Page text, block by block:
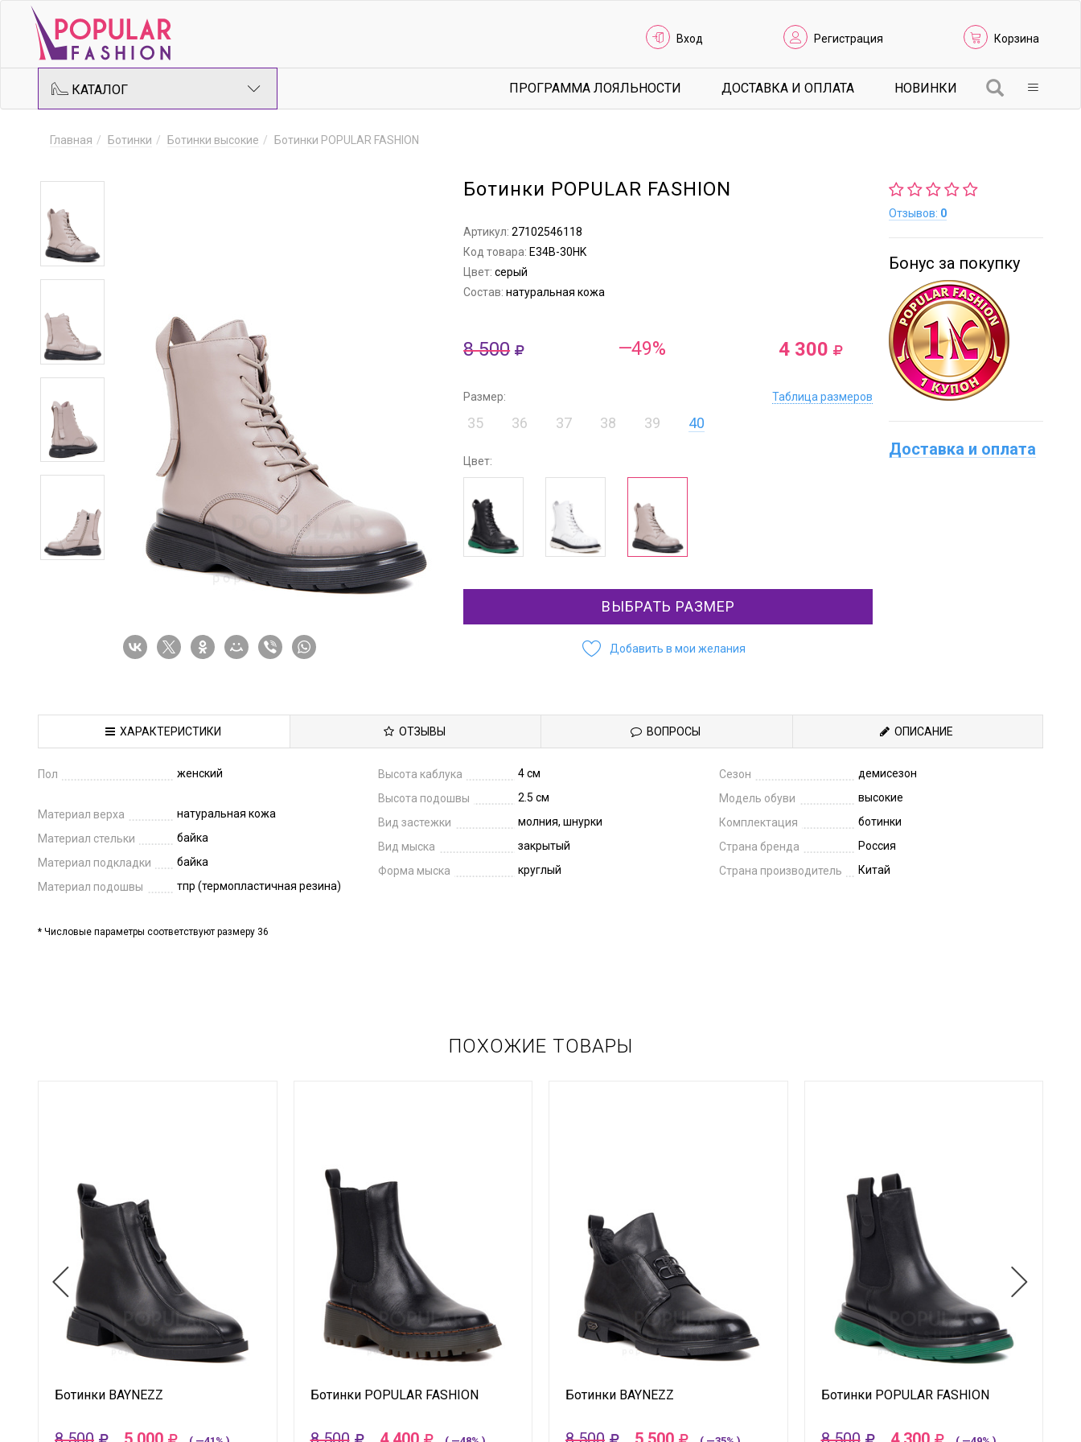
Вход Регистрация Корзина
КАТАЛОГ ПРОГРАММА ЛОЯЛЬНОСТИ ДОСТАВКА И ОПЛАТА НОВИНКИ
Главная Ботинки Ботинки высокие Ботинки POPULAR FASHION
Ботинки POPULAR FASHION
Артикул:27102546118
Код товара: E34B-30HK
Цвет:серый
Состав:натуральная кожа
8 500 —49% 4 300
Размер: Таблица размеров
35 36 37 38 39 40
Цвет:
ВЫБРАТЬ РАЗМЕР
Добавить в мои желания
Отзывов: 0
Бонус за покупку
Доставка и оплата
ХАРАКТЕРИСТИКИ ОТЗЫВЫ ВОПРОСЫ ОПИСАНИЕ
Пол женский
Материал верха
натуральная кожа
Материал стельки
байка
Материал подкладки
байка
Материал подошвы
тпр (термопластичная резина)
Высота каблука
4 см
Высота подошвы
2.5 см
Вид застежки
молния, шнурки
Вид мыска
закрытый
Форма мыска
круглый
Сезон
демисезон
Модель обуви
высокие
Комплектация
ботинки
Страна бренда
Россия
Страна производитель
Китай
* Числовые параметры соответствуют размеру 36
ПОХОЖИЕ ТОВАРЫ
Ботинки BAYNEZZ Ботинки POPULAR FASHION Ботинки BAYNEZZ Ботинки POPULAR FASHION